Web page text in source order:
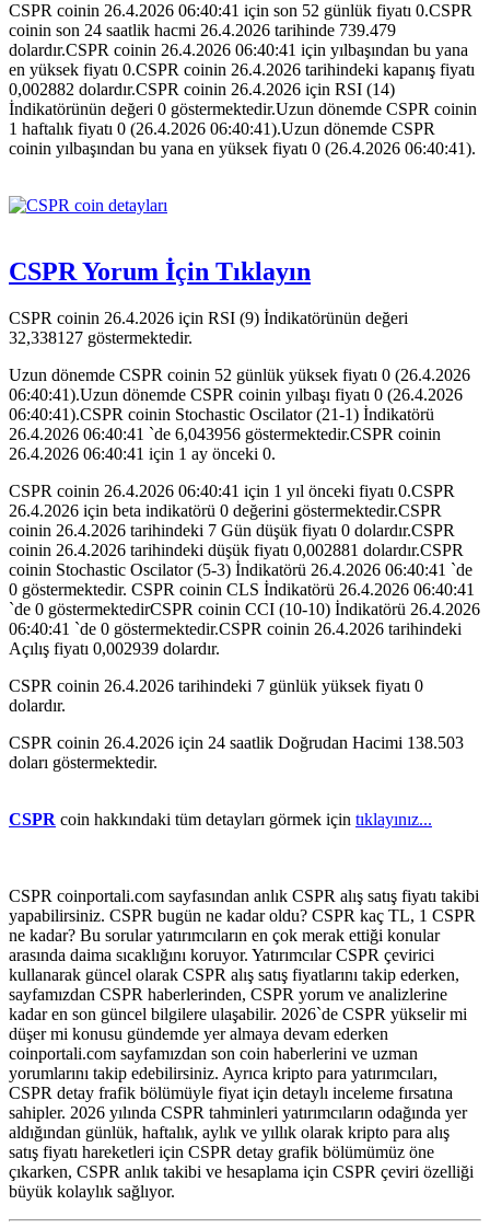
CSPR coinin 26.4.2026 06:40:41 için son 52 günlük fiyatı 0.CSPR
coinin son 24 saatlik hacmi 26.4.2026 tarihinde 739.479
dolardır.CSPR coinin 26.4.2026 06:40:41 için yılbaşından bu yana
en yüksek fiyatı 0.CSPR coinin 26.4.2026 tarihindeki kapanış fiyatı
0,002882 dolardır.CSPR coinin 26.4.2026 için RSI (14)
İndikatörünün değeri 0 göstermektedir.Uzun dönemde CSPR coinin
1 haftalık fiyatı 0 (26.4.2026 06:40:41).Uzun dönemde CSPR
coinin yılbaşından bu yana en yüksek fiyatı 0 (26.4.2026 06:40:41).
CSPR Yorum İçin Tıklayın
CSPR coinin 26.4.2026 için RSI (9) İndikatörünün değeri
32,338127 göstermektedir.
Uzun dönemde CSPR coinin 52 günlük yüksek fiyatı 0 (26.4.2026
06:40:41).Uzun dönemde CSPR coinin yılbaşı fiyatı 0 (26.4.2026
06:40:41).CSPR coinin Stochastic Oscilator (21-1) İndikatörü
26.4.2026 06:40:41 `de 6,043956 göstermektedir.CSPR coinin
26.4.2026 06:40:41 için 1 ay önceki 0.
CSPR coinin 26.4.2026 06:40:41 için 1 yıl önceki fiyatı 0.CSPR
26.4.2026 için beta indikatörü 0 değerini göstermektedir.CSPR
coinin 26.4.2026 tarihindeki 7 Gün düşük fiyatı 0 dolardır.CSPR
coinin 26.4.2026 tarihindeki düşük fiyatı 0,002881 dolardır.CSPR
coinin Stochastic Oscilator (5-3) İndikatörü 26.4.2026 06:40:41 `de
0 göstermektedir. CSPR coinin CLS İndikatörü 26.4.2026 06:40:41
`de 0 göstermektedirCSPR coinin CCI (10-10) İndikatörü 26.4.2026
06:40:41 `de 0 göstermektedir.CSPR coinin 26.4.2026 tarihindeki
Açılış fiyatı 0,002939 dolardır.
CSPR coinin 26.4.2026 tarihindeki 7 günlük yüksek fiyatı 0
dolardır.
CSPR coinin 26.4.2026 için 24 saatlik Doğrudan Hacimi 138.503
doları göstermektedir.
CSPR coin hakkındaki tüm detayları görmek için tıklayınız...
CSPR coinportali.com sayfasından anlık CSPR alış satış fiyatı takibi
yapabilirsiniz. CSPR bugün ne kadar oldu? CSPR kaç TL, 1 CSPR
ne kadar? Bu sorular yatırımcıların en çok merak ettiği konular
arasında daima sıcaklığını koruyor. Yatırımcılar CSPR çevirici
kullanarak güncel olarak CSPR alış satış fiyatlarını takip ederken,
sayfamızdan CSPR haberlerinden, CSPR yorum ve analizlerine
kadar en son güncel bilgilere ulaşabilir. 2026`de CSPR yükselir mi
düşer mi konusu gündemde yer almaya devam ederken
coinportali.com sayfamızdan son coin haberlerini ve uzman
yorumlarını takip edebilirsiniz. Ayrıca kripto para yatırımcıları,
CSPR detay frafik bölümüyle fiyat için detaylı inceleme fırsatına
sahipler. 2026 yılında CSPR tahminleri yatırımcıların odağında yer
aldığından günlük, haftalık, aylık ve yıllık olarak kripto para alış
satış fiyatı hareketleri için CSPR detay grafik bölümümüz öne
çıkarken, CSPR anlık takibi ve hesaplama için CSPR çeviri özelliği
büyük kolaylık sağlıyor.